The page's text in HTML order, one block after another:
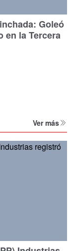
Goleó
en la Tercera
Ver más